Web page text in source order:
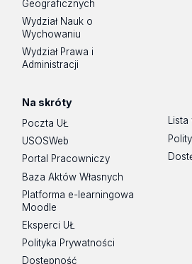
Geograficznych
Wydział Nauk o
Wychowaniu
Wydział Prawa i
Administracji
Na skróty
Poczta UŁ
USOSWeb
Portal Pracowniczy
Baza Aktów Własnych
Platforma e-learningowa
Moodle
Eksperci UŁ
Polityka Prywatności
Dostępność